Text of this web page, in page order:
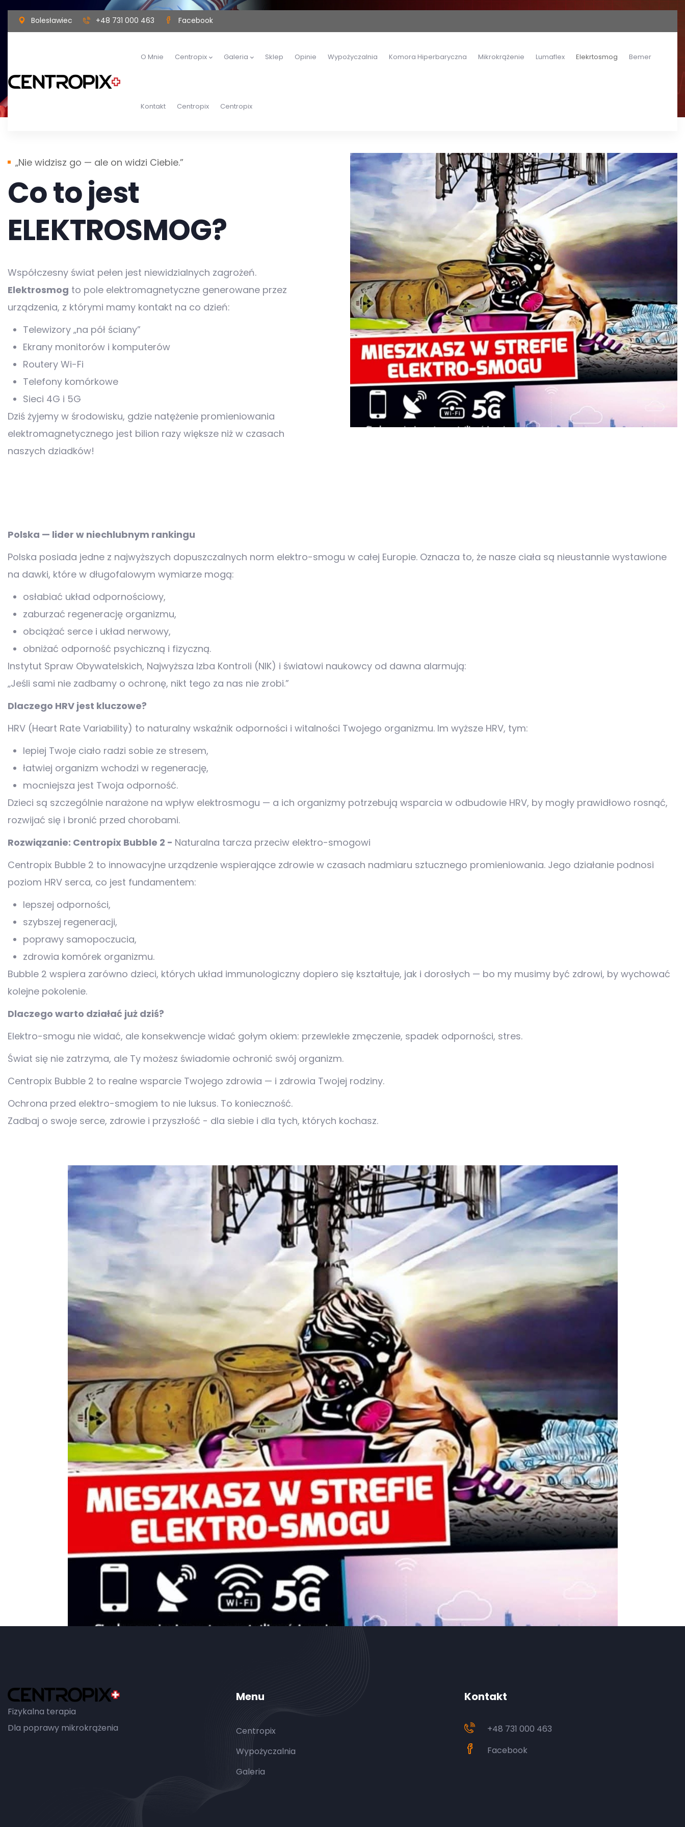
Bolesławiec +48 731 000 463 Facebook
O Mnie Centropix Galeria Sklep Opinie Wypożyczalnia Komora Hiperbaryczna Mikrokrążenie Lumaflex Elekrtosmog Bemer
Kontakt Centropix Centropix
„Nie widzisz go — ale on widzi Ciebie.”
Co to jest
ELEKTROSMOG?
Współczesny świat pełen jest niewidzialnych zagrożeń.
Elektrosmog to pole elektromagnetyczne generowane przez
urządzenia, z którymi mamy kontakt na co dzień:
Telewizory „na pół ściany”
Ekrany monitorów i komputerów
Routery Wi-Fi
Telefony komórkowe
Sieci 4G i 5G
Dziś żyjemy w środowisku, gdzie natężenie promieniowania
elektromagnetycznego jest bilion razy większe niż w czasach
naszych dziadków!
Polska — lider w niechlubnym rankingu
Polska posiada jedne z najwyższych dopuszczalnych norm elektro-smogu w całej Europie. Oznacza to, że nasze ciała są nieustannie wystawione
na dawki, które w długofalowym wymiarze mogą:
osłabiać układ odpornościowy,
zaburzać regenerację organizmu,
obciążać serce i układ nerwowy,
obniżać odporność psychiczną i fizyczną.
Instytut Spraw Obywatelskich, Najwyższa Izba Kontroli (NIK) i światowi naukowcy od dawna alarmują:
„Jeśli sami nie zadbamy o ochronę, nikt tego za nas nie zrobi.”
Dlaczego HRV jest kluczowe?
HRV (Heart Rate Variability) to naturalny wskaźnik odporności i witalności Twojego organizmu. Im wyższe HRV, tym:
lepiej Twoje ciało radzi sobie ze stresem,
łatwiej organizm wchodzi w regenerację,
mocniejsza jest Twoja odporność.
Dzieci są szczególnie narażone na wpływ elektrosmogu — a ich organizmy potrzebują wsparcia w odbudowie HRV, by mogły prawidłowo rosnąć,
rozwijać się i bronić przed chorobami.
Rozwiązanie: Centropix Bubble 2 - Naturalna tarcza przeciw elektro-smogowi
Centropix Bubble 2 to innowacyjne urządzenie wspierające zdrowie w czasach nadmiaru sztucznego promieniowania. Jego działanie podnosi
poziom HRV serca, co jest fundamentem:
lepszej odporności,
szybszej regeneracji,
poprawy samopoczucia,
zdrowia komórek organizmu.
Bubble 2 wspiera zarówno dzieci, których układ immunologiczny dopiero się kształtuje, jak i dorosłych — bo my musimy być zdrowi, by wychować
kolejne pokolenie.
Dlaczego warto działać już dziś?
Elektro-smogu nie widać, ale konsekwencje widać gołym okiem: przewlekłe zmęczenie, spadek odporności, stres.
Świat się nie zatrzyma, ale Ty możesz świadomie ochronić swój organizm.
Centropix Bubble 2 to realne wsparcie Twojego zdrowia — i zdrowia Twojej rodziny.
Ochrona przed elektro-smogiem to nie luksus. To konieczność.
Zadbaj o swoje serce, zdrowie i przyszłość - dla siebie i dla tych, których kochasz.
Fizykalna terapia
Dla poprawy mikrokrążenia
Menu
Centropix
Wypożyczalnia
Galeria
Kontakt
+48 731 000 463
Facebook